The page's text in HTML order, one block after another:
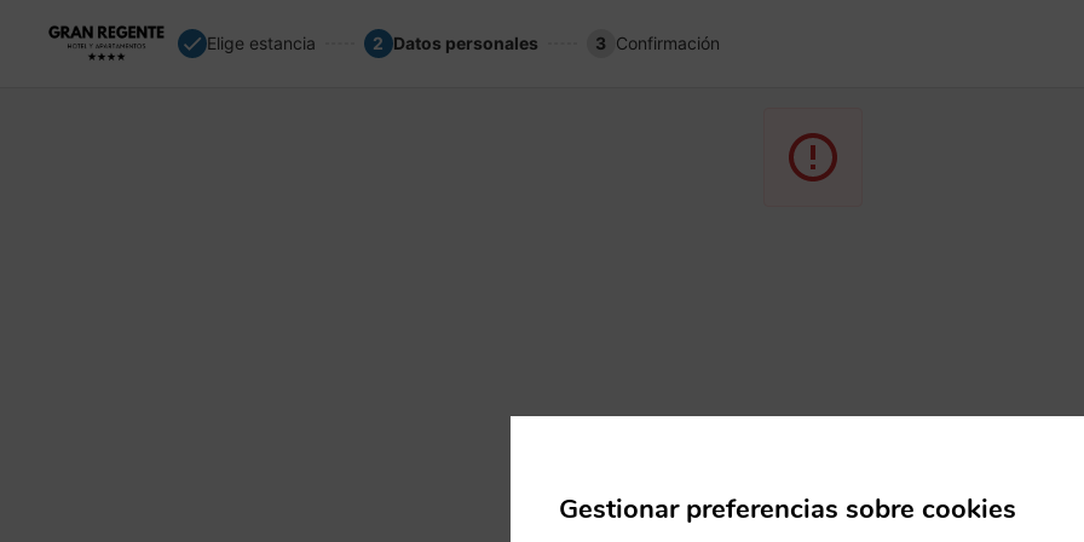
Elige estancia 2 Datos personales 3 Confirmación
Gestionar preferencias sobre cookies